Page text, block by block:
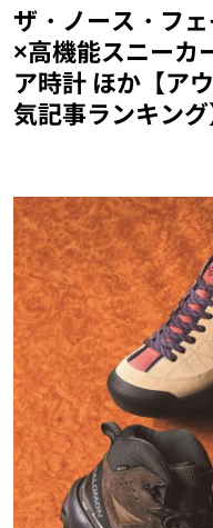
ザ・ノース・フ
×高機能スニーカ
ア時計 ほか【ア
気記事ランキン